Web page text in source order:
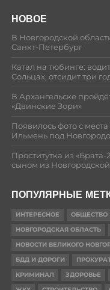
НОВОЕ
В Новгородской
Санкт-Петербург
Катал на тюбинге:
Сольцах, отсидит три
В Архангельске
«Двинские Зори»
Появилось фото с
Ильмень под
Проститутка из
сыном из
ПОПУЛЯРНЫЕ
ИНТЕРЕСНОЕ ОБЩЕСТВО
НОВГОРОДСКАЯ ОБЛАСТЬ
НОВОСТИ ВЕЛИКОГО
БДД И ДОРОГИ
КРИМИНАЛ
ЗДОРОВЬЕ